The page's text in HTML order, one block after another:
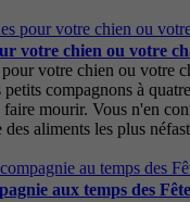
votre chien ou votre
votre chien ou votre
compagnons à
mourir. Vous n'en
aliments les plus
aux temps des